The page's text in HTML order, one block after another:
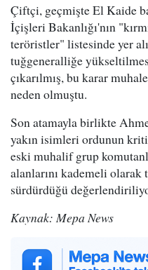
Çiftçi, geçmişte El Kaide
İçişleri Bakanlığı'nın
teröristler" listesinde yer
tuğgeneralliğe
çıkarılmış, bu karar
neden olmuştu.
Son atamayla birlikte
yakın isimleri ordunun
eski muhalif grup
alanlarını kademeli
sürdürdüğü
Kaynak: Mepa News